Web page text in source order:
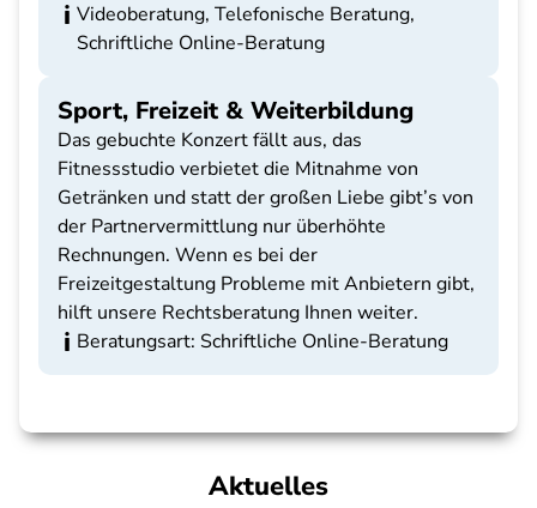
Videoberatung, Telefonische Beratung,
Schriftliche Online-Beratung
Sport, Freizeit & Weiterbildung
Das gebuchte Konzert fällt aus, das
Fitnessstudio verbietet die Mitnahme von
Getränken und statt der großen Liebe gibt’s von
der Partnervermittlung nur überhöhte
Rechnungen. Wenn es bei der
Freizeitgestaltung Probleme mit Anbietern gibt,
hilft unsere Rechtsberatung Ihnen weiter.
Beratungsart: Schriftliche Online-Beratung
Aktuelles